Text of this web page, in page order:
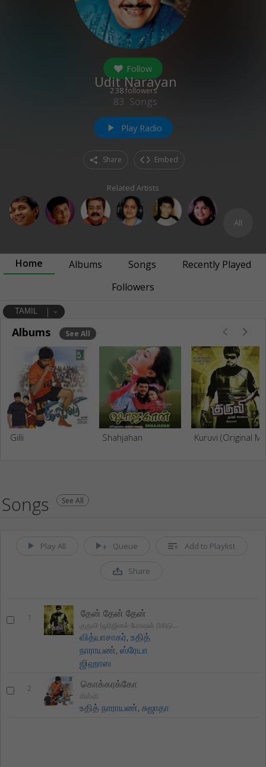
Follow
238followers
Udit Narayan
83 Songs
play_arrow Play Radio
Share Embed
Related Artists
All
Home Albums Songs
Recently Played
Followers
TAMIL
Albums See All
Gilli Shahjahan
Songs See All
Play All Queue Add to Playlist
Share
1 தேன் தேன் தேன்
குருவி (ஒரிஜினல் மோஷன் பிகிடுறே சௌண்ட்ட்ரக்)
வித்யாசாகர்,உதித்
நாராயண்,ஸ்ரேயா
ஜிஹாஸ
2 கொக்கரக்கோ
கிள்ளி
உதித் நாராயண்,சுஜாதா